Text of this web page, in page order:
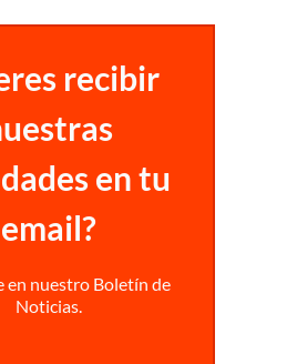
recibir
en tu
email?
en nuestro Boletín de
Noticias.